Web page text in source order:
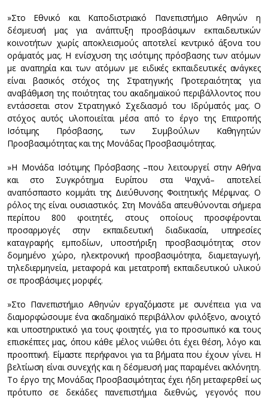
»Στο Εθνικό και Καποδιστριακό Πανεπιστήμιο Αθηνών η
δέσμευσή μας για ανάπτυξη προσβάσιμων εκπαιδευτικών
κοινοτήτων χωρίς αποκλεισμούς αποτελεί κεντρικό άξονα του
οράματός μας. Η ενίσχυση της ισότιμης πρόσβασης των ατόμων
με αναπηρία και των ατόμων με ειδικές εκπαιδευτικές ανάγκες
είναι βασικός στόχος της Στρατηγικής Προτεραιότητας για
αναβάθμιση της ποιότητας του ακαδημαϊκού περιβάλλοντος που
εντάσσεται στον Στρατηγικό Σχεδιασμό του Ιδρύματός μας. Ο
στόχος αυτός υλοποιείται μέσα από το έργο της Επιτροπής
Ισότιμης Πρόσβασης, των Συμβούλων Καθηγητών
Προσβασιμότητας και της Μονάδας Προσβασιμότητας.
»Η Μονάδα Ισότιμης Πρόσβασης –που λειτουργεί στην Αθήνα
και στο Συγκρότημα Ευρίπου στα Ψαχνά– αποτελεί
αναπόσπαστο κομμάτι της Διεύθυνσης Φοιτητικής Μέριµνας. Ο
ρόλος της είναι ουσιαστικός. Στη Μονάδα απευθύνονται σήμερα
περίπου 800 φοιτητές, στους οποίους προσφέρονται
προσαρμογές στην εκπαιδευτική διαδικασία, υπηρεσίες
καταγραφής εμποδίων, υποστήριξη προσβασιμότητας στον
δομημένο χώρο, ηλεκτρονική προσβασιμότητα, διαμεταγωγή,
τηλεδιερμηνεία, μεταφορά και μετατροπή εκπαιδευτικού υλικού
σε προσβάσιμες μορφές.
»Στο Πανεπιστήμιο Αθηνών εργαζόμαστε με συνέπεια για να
διαμορφώσουμε ένα ακαδημαϊκό περιβάλλον φιλόξενο, ανοιχτό
και υποστηρικτικό για τους φοιτητές, για το προσωπικό και τους
επισκέπτες μας, όπου κάθε μέλος νιώθει ότι έχει θέση, λόγο και
προοπτική. Είμαστε περήφανοι για τα βήματα που έχουν γίνει. Η
βελτίωση είναι συνεχής και η δέσμευσή μας παραμένει ακλόνητη.
Το έργο της Μονάδας Προσβασιμότητας έχει ήδη μεταφερθεί ως
πρότυπο σε δεκάδες πανεπιστήμια διεθνώς, γεγονός που